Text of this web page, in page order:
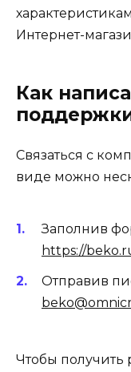
Интернет-
Как
Связаться с
виде можно
Заполнив
https://
Отправив
Чтобы получить